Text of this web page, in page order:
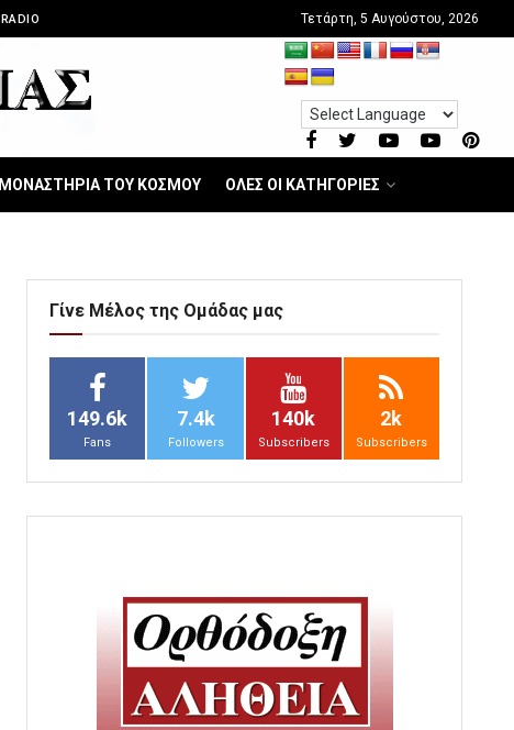
RADIO Τετάρτη, 5 Αυγούστου, 2026
ΜΟΝΑΣΤΗΡΙΑ ΤΟΥ ΚΟΣΜΟΥ ΟΛΕΣ ΟΙ ΚΑΤΗΓΟΡΙΕΣ
Γίνε Μέλος της Ομάδας μας
149.6k
Fans
7.4k
Followers
140k
Subscribers
2k
Subscribers